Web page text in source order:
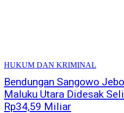
HUKUM DAN KRIMINAL
Bendungan Sangowo
Maluku Utara Didesak
Rp34,59 Miliar